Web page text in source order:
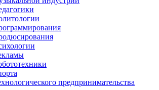
предпринимательства